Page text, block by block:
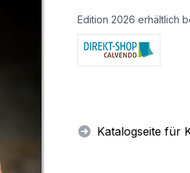
Edition 2026 erhältlich
Katalogseite für